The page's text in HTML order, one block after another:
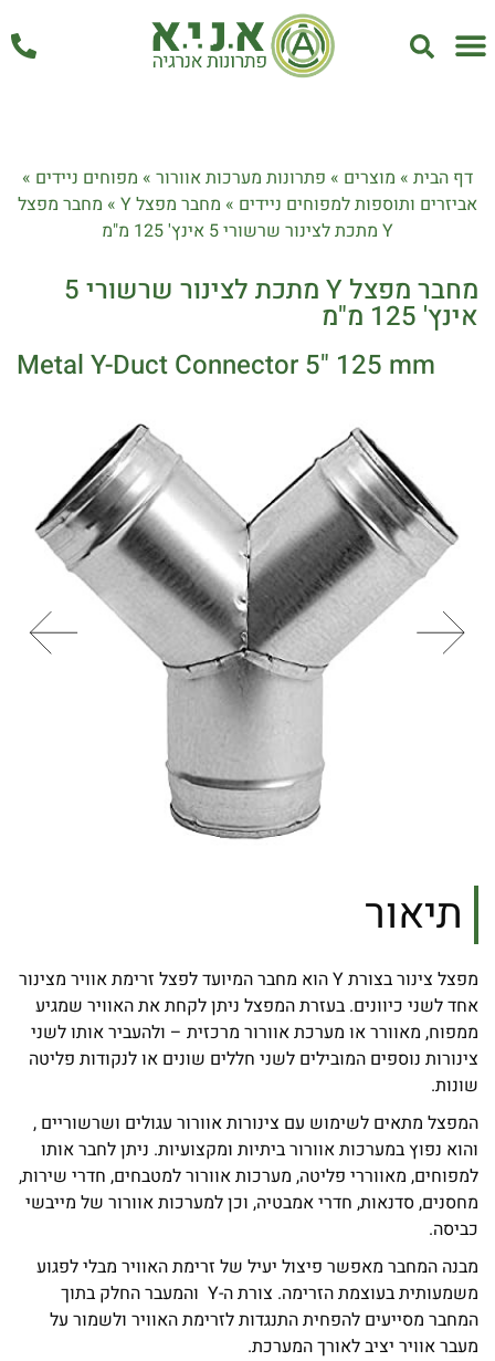
דף הבית » מוצרים » פתרונות מערכות אוורור » מפוחים ניידים »
אביזרים ותוספות למפוחים ניידים » מחבר מפצל Y » מחבר מפצל
Y מתכת לצינור שרשורי 5 אינץ' 125 מ"מ
מחבר מפצל Y מתכת לצינור שרשורי 5
אינץ' 125 מ"מ
Metal Y-Duct Connector 5" 125 mm
תיאור
מפצל צינור בצורת
Y הוא מחבר המיועד לפצל זרימת אוויר מצינור
אחד לשני כיוונים. בעזרת המפצל ניתן לקחת את האוויר שמגיע
ממפוח, מאוורר או מערכת אוורור מרכזית – ולהעביר אותו לשני
צינורות נוספים המובילים לשני חללים שונים או לנקודות פליטה
שונות.
המפצל מתאים לשימוש עם צינורות אוורור עגולים ושרשוריים ,
והוא נפוץ במערכות אוורור ביתיות ומקצועיות. ניתן לחבר אותו
למפוחים, מאווררי פליטה, מערכות אוורור למטבחים, חדרי שירות,
מחסנים, סדנאות, חדרי אמבטיה, וכן למערכות אוורור של מייבשי
כביסה.
מבנה המחבר מאפשר פיצול יעיל של זרימת האוויר מבלי לפגוע
משמעותית בעוצמת הזרימה. צורת ה-Y והמעבר החלק בתוך
המחבר מסייעים להפחית התנגדות לזרימת האוויר ולשמור על
מעבר אוויר יציב לאורך המערכת.